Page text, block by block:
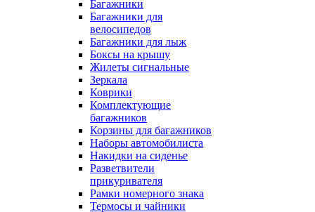
Багажники
Багажники для
велосипедов
Багажники для лыж
Боксы на крышу
Жилеты сигнальные
Зеркала
Коврики
Комплектующие
багажников
Корзины для багажников
Наборы автомобилиста
Накидки на сиденье
Разветвители
прикуривателя
Рамки номерного знака
Термосы и чайники